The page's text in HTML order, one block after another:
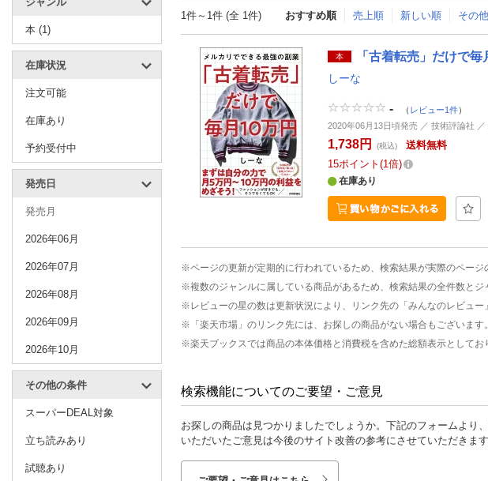
本 (1)
在庫状況
注文可能
在庫あり
予約受付中
発売日
発売月
2026年06月
2026年07月
2026年08月
2026年09月
2026年10月
その他の条件
スーパーDEAL対象
立ち読みあり
試聴あり
1件～1件 (全 1件) おすすめ順 売上順 新しい順 その他
本 「古着転売」だけで
しーな
- （ レビュー1件）
2020年06月13日頃発売 ／ 技術評論社 ／
1,738円 (税込)
送料無料
15ポイント 1倍
在庫あり
※ページの更新が定期的に行われているため、検索結果が実際のペー
※複数のジャンルに属している商品があるため、検索結果の全件数とジ
※レビューの星の数は更新状況により、リンク先の「みんなのレビュー
※「楽天市場」のリンク先には、お探しの商品がない場合もございま
※楽天ブックスでは商品の本体価格と消費税を含めた総額表示としてお
検索機能についてのご要望・ご意見
お探しの商品は見つかりましたでしょうか。下記のフォームより
いただいたご意見は今後のサイト改善の参考にさせていただきます